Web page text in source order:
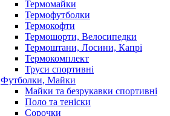
Термомайки
Термофутболки
Термокофти
Термошорти, Велосипедки
Термоштани, Лосини, Капрі
Термокомплект
Труси спортивні
Футболки, Майки
Майки та безрукавки спортивні
Поло та теніски
Сорочки